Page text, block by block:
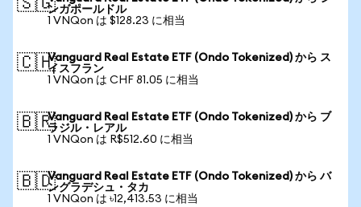
🇸🇬ンガポールドル
1 VNQon は $128.23 に相当
🇨🇭Vanguard Real Estate ETF (Ondo Tokenized) から ス
イスフラン
1 VNQon は CHF 81.05 に相当
🇧🇷Vanguard Real Estate ETF (Ondo Tokenized) から ブ
ラジル・レアル
1 VNQon は R$512.60 に相当
🇧🇩Vanguard Real Estate ETF (Ondo Tokenized) から バ
ングラデシュ・タカ
1 VNQon は ৳12,413.53 に相当